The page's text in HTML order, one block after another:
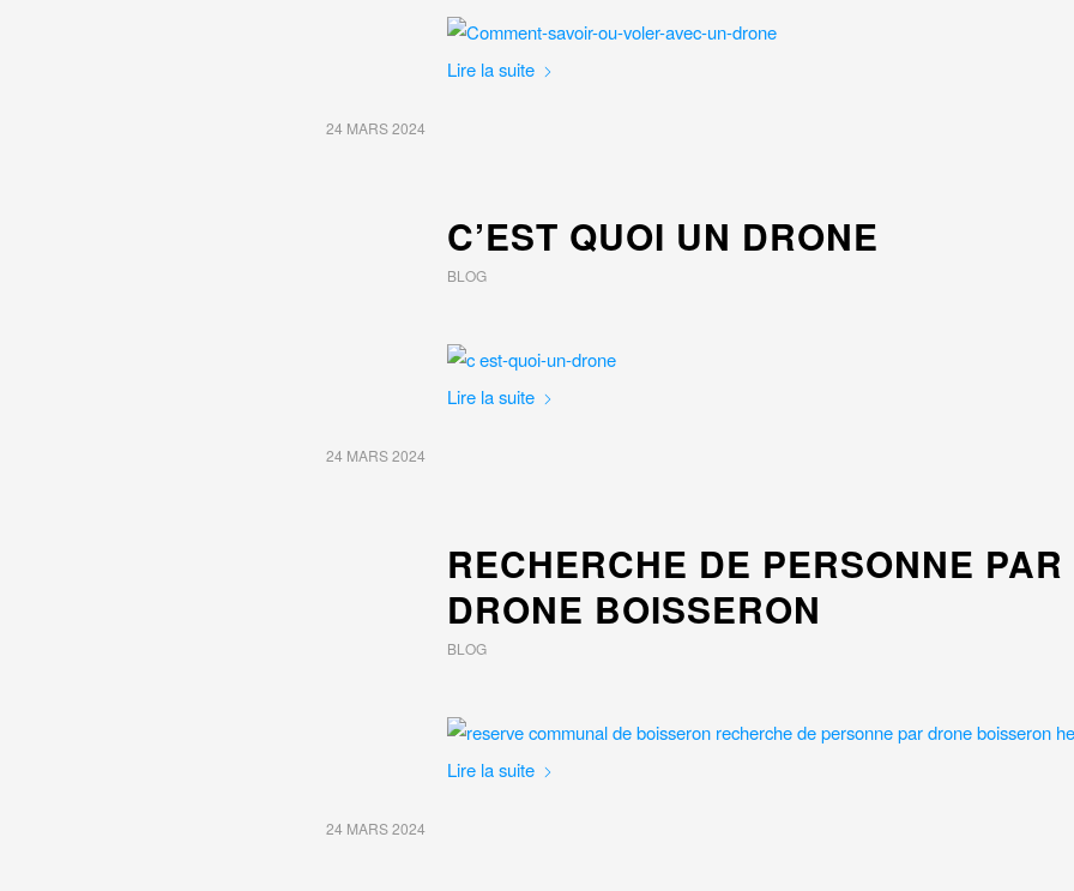
Lire la suite
24 MARS 2024
C’EST QUOI UN DRONE
BLOG
Lire la suite
24 MARS 2024
RECHERCHE DE PERSONNE PAR
DRONE BOISSERON
BLOG
Lire la suite
24 MARS 2024